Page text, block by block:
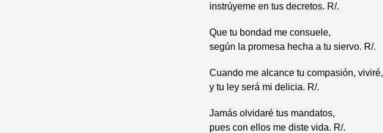
instrúyeme en tus decretos. R/.
Que tu bondad me consuele,
según la promesa hecha a tu siervo. R/.
Cuando me alcance tu compasión, viviré,
y tu ley será mi delicia. R/.
Jamás olvidaré tus mandatos,
pues con ellos me diste vida. R/.